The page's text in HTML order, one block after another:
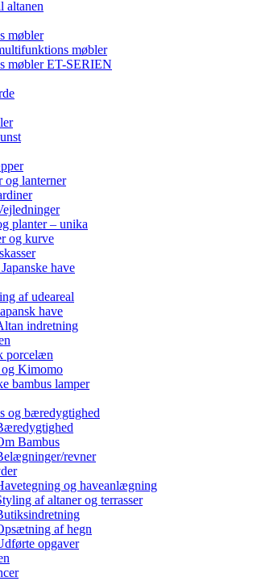
altanen
møbler
møbler
møbler ET-SERIEN
og lanterner
planter – unika
og kurve
have
af udeareal
have
indretning
porcelæn
og Kimomo
bambus lamper
og bæredygtighed
Bambus
revner
og haveanlægning
af altaner og terrasser
af hegn
opgaver